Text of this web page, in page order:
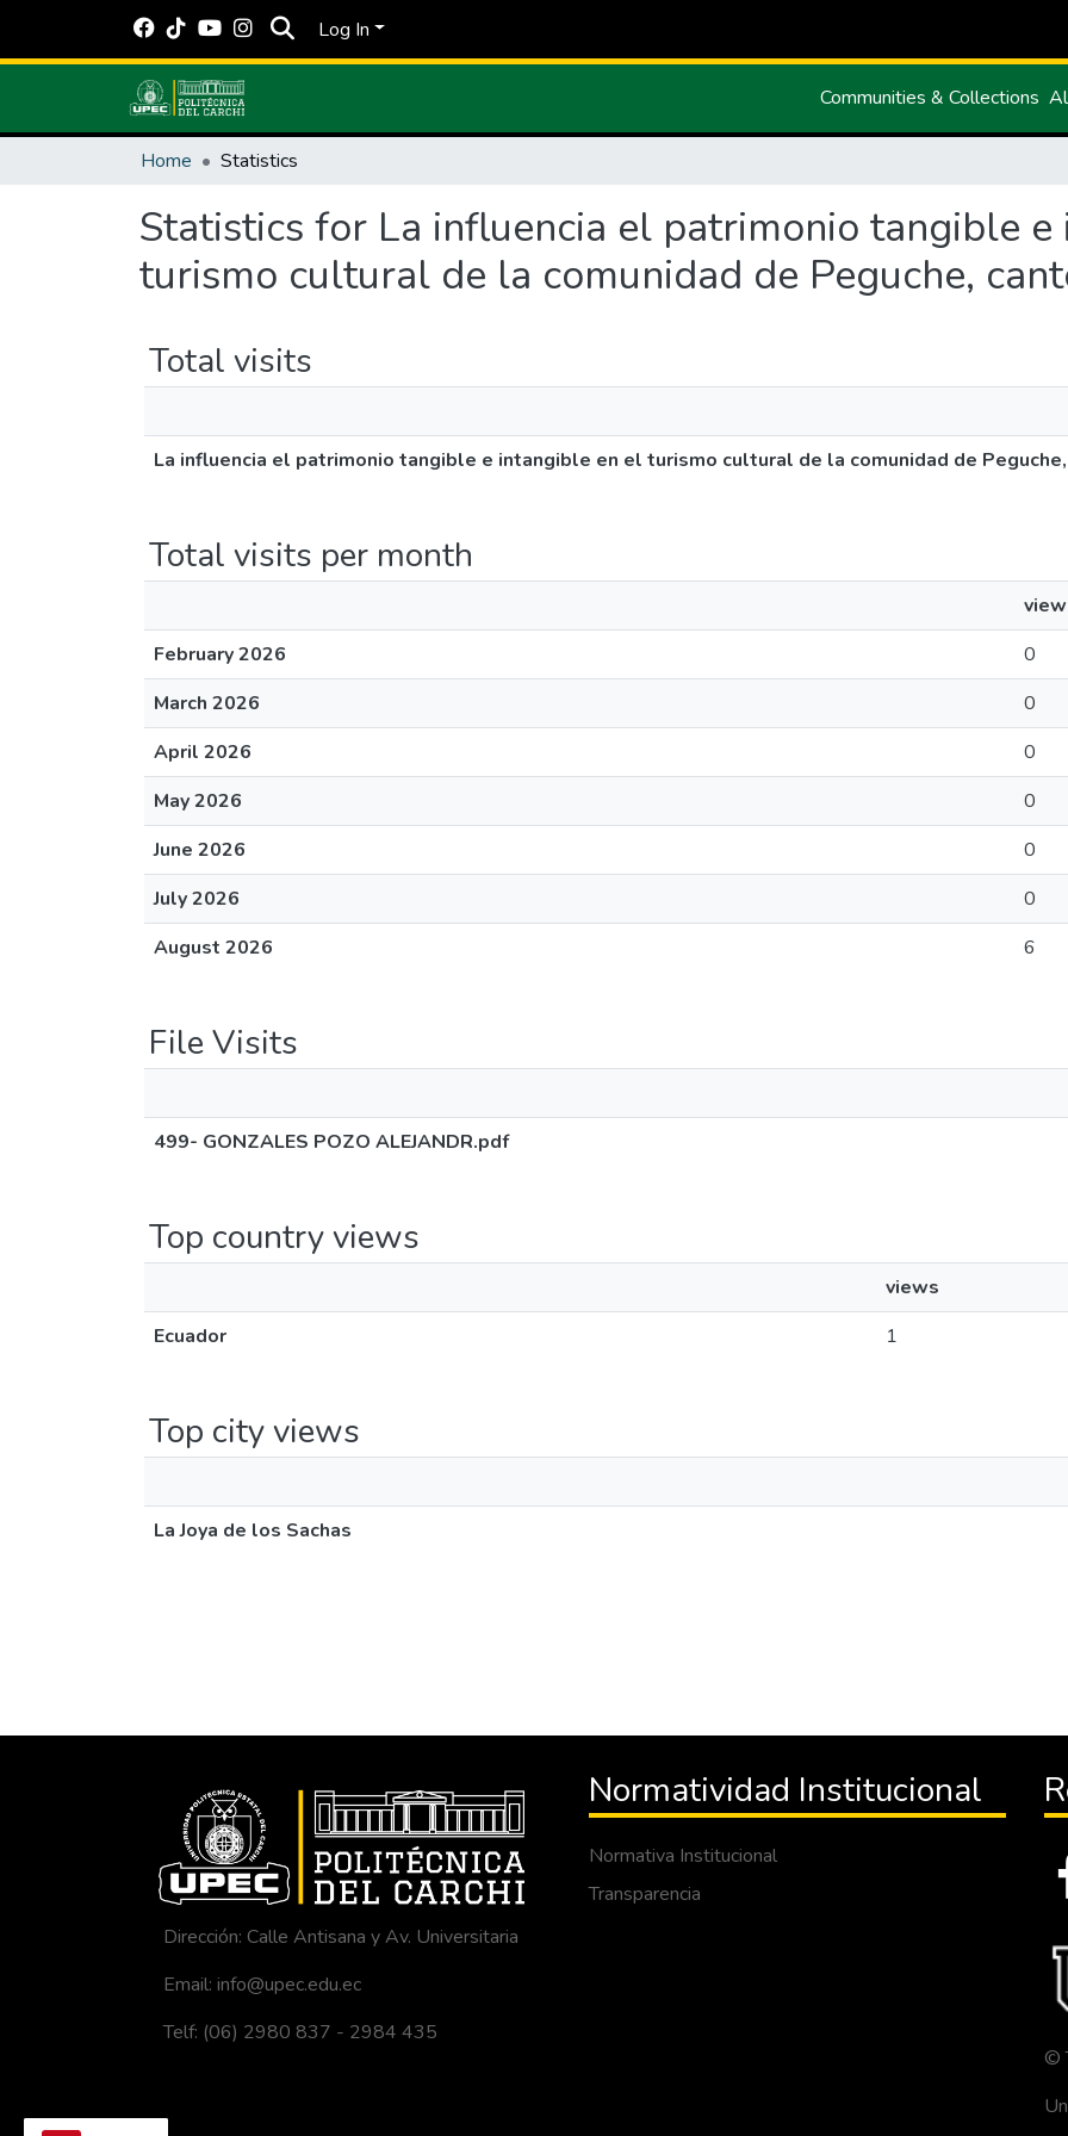
Log In
Communities & Collections
Home Statistics
Statistics for La influencia el patrimonio tangible
turismo cultural de la comunidad de Peguche,
Total visits
La influencia el patrimonio tangible e intangible en el turismo cultural de la comunidad de
Total visits per month
February 2026
0
March 2026
0
April 2026
0
May 2026
0
June 2026
0
July 2026
0
August 2026
6
File Visits
499- GONZALES POZO ALEJANDR.pdf
Top country views
views
Ecuador
1
Top city views
La Joya de los Sachas
Dirección: Calle Antisana y Av. Universitaria
Email: info@upec.edu.ec
Telf: (06) 2980 837 - 2984 435
Normatividad Institucional
Normativa Institucional
Transparencia
©